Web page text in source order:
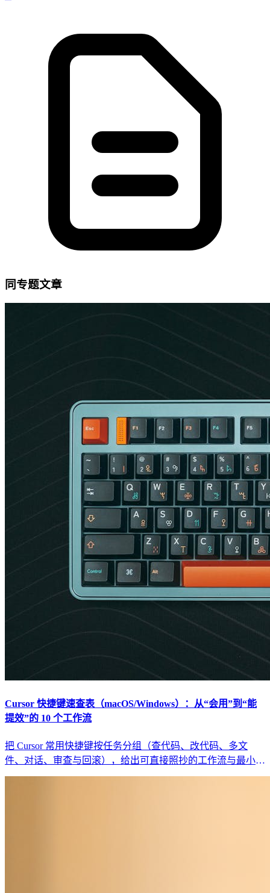
同专题文章
Cursor 快捷键速查表（macOS/Windows）：从“会用”到“能
提效”的 10 个工作流
把 Cursor 常用快捷键按任务分组（查代码、改代码、多文
件、对话、审查与回滚），给出可直接照抄的工作流与最小回
归清单，避免“快捷键背了也没变快”。